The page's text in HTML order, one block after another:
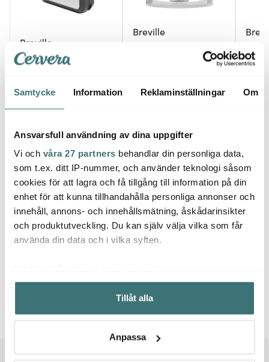
Samtycke Information Reklaminställningar Om
Ansvarsfull användning av dina uppgifter
Vi och våra 27 partners behandlar din personliga data,
som t.ex. ditt IP-nummer, och använder teknologi såsom
cookies för att lagra och få tillgång till information på din
enhet för att kunna tillhandahålla personliga annonser och
innehåll, annons- och innehållsmätning, åskådarinsikter
och produktutveckling. Du kan själv välja vilka som får
använda din data och i vilka syften.
Samla in information om din geografiska plats som
kan ha en noggrannhet på upp till flera meter
Identifiera din enhet genom att aktivt skanna den för
Ta reda på mer om hur dina personliga uppgifter
Tillåt alla
Anpassa
Breville
Multijärn 3-i-1 stål
Få i lager
Breville
I lager Få
Låt dig inspireras av våra kunder
Espressomaskin Espressomaskin Breville